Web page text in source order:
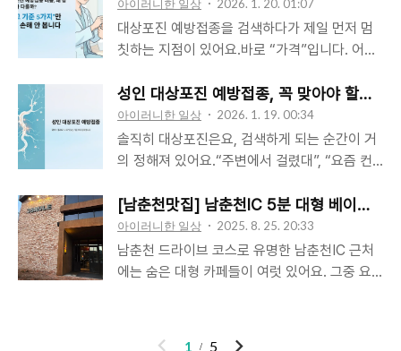
제로 만족도..
니다 (진짜로요)예방접종 시기를 고를 때 많은
분들이 “언제가 의학적으로 딱 좋냐”를 찾는데
나서 하루~이틀 정도 컨디션이 처져도 괜찮은
날✅ 다음날 중요한 일정(출장/행사/장거리 운
전)이 없는 주이..
후기를 잘 안 남기고, 힘들었던 사람의 경험이
더 눈에 띄게 쌓인다는 점입니다. 그래서 오늘은
아래 내용은 일반적인 참고용입니다. 개인의 건
강 상태(지병, 복용 약, 알레르기 등)에 따라 다
를 수 있으니, 불안하거나 증상이 심하면 의료진
과 상담이 가장 안전합니다.1) 먼저 정리: ‘부작
접종 후 몸이 약간 반응하는 건 생각보다 흔해
요.면역 반응이 생기면서 나타나는 경우가 많기
때..
아이러니한 일상 2026. 1. 20. 01:07
대상포진 예방접종을 검색하다가 제일 먼저 멈
칫하는 지점이 있어요.바로 “가격”입니다. 어떤
죠. 그러다 보면 이런 생각이 듭니다.“똑같이 맞
는 건데… 왜 이렇게 차이가 나지?”그리고 결국,
제일 싼 곳만 찾다가 더 찜찜해지는 경우도 많습
니다.그래서 오늘은 단순히 “싼 곳 찾는 법”이
지를 정리해볼게요. 이거만 알고 비교하면 ‘괜히
손해 보는 선택’이 확 줄어듭니다.1) 비용이 달라
지는 건 대부분 “구성”이 다르기 때문입니다예
방접종 비용은 단순히 백신 가격만으로 결정되
성인 대상포진 예방접종, 꼭 맞아야 할까? “
아이러니한 일상 2026. 1. 19. 00:34
솔직히 대상포진은요, 검색하게 되는 순간이 거
의 정해져 있어요.“주변에서 걸렸대”, “요즘 컨
데?” 같은 순간이요.그런데 막상 찾아보면 더 혼
란스럽습니다. 병원마다 비용이 다르고, 백신 종
류도 다르고, 후기까지 제각각이라서요. 그래서
이 글은 한 가지에만 집중합니다.‘맞아야 하나
[남춘천맛집] 남춘천IC 5분 대형 베이커리
아이러니한 일상 2025. 8. 25. 20:33
남춘천 드라이브 코스로 유명한 남춘천IC 근처
에는 숨은 대형 카페들이 여럿 있어요. 그중 요
인 공간, 빵·디저트 구성이 탄탄해 남춘천맛집 &
1 5